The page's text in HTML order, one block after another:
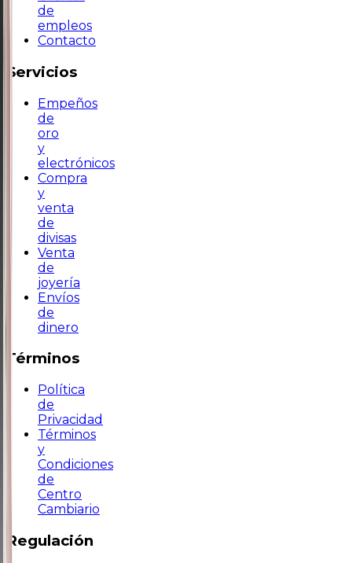
de
empleos
Contacto
Servicios
Empeños
de
oro
y
electrónicos
Compra
y
venta
de
divisas
Venta
de
joyería
Envíos
de
dinero
Términos
Política
de
Privacidad
Términos
y
Condiciones
de
Centro
Cambiario
Regulación